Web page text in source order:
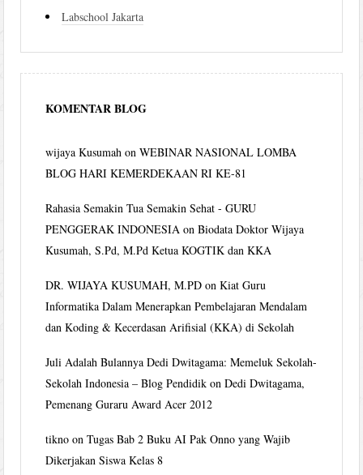
Labschool Jakarta
KOMENTAR BLOG
wijaya Kusumah onWEBINAR NASIONAL LOMBA
BLOG HARI KEMERDEKAAN RI KE-81
Rahasia Semakin Tua Semakin Sehat - GURU
PENGGERAK INDONESIA onBiodata Doktor Wijaya
Kusumah, S.Pd, M.Pd Ketua KOGTIK dan KKA
DR. WIJAYA KUSUMAH, M.PD onKiat Guru
Informatika Dalam Menerapkan Pembelajaran Mendalam
dan Koding & Kecerdasan Arifisial (KKA) di Sekolah
Juli Adalah Bulannya Dedi Dwitagama: Memeluk Sekolah-
Sekolah Indonesia – Blog Pendidik onDedi Dwitagama,
Pemenang Guraru Award Acer 2012
tikno onTugas Bab 2 Buku AI Pak Onno yang Wajib
Dikerjakan Siswa Kelas 8